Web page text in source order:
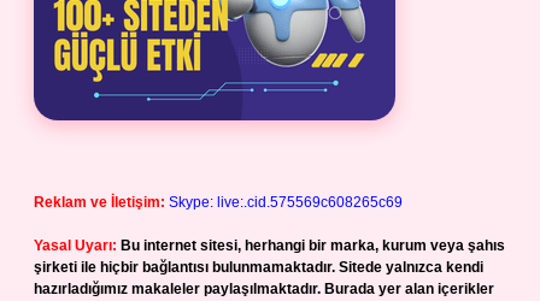
Reklam ve İletişim: Skype: live:.cid.575569c608265c69
Yasal Uyarı: Bu internet sitesi, herhangi bir marka, kurum veya şahıs
şirketi ile hiçbir bağlantısı bulunmamaktadır. Sitede yalnızca kendi
hazırladığımız makaleler paylaşılmaktadır. Burada yer alan içerikler